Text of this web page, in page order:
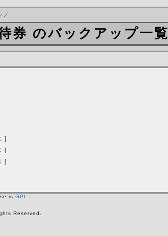
プ
券 のバックアップ一覧
]
]
]
isGPL.
Reserved.